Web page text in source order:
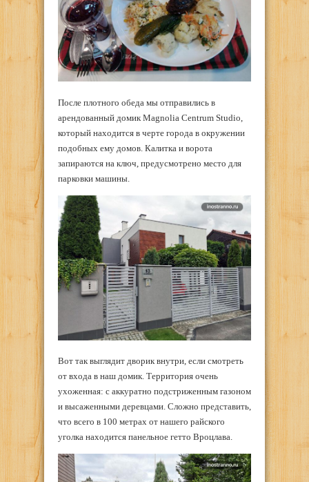
После плотного обеда мы отправились в
арендованный домик Magnolia Centrum Studio,
который находится в черте города в окружении
подобных ему домов. Калитка и ворота
запираются на ключ, предусмотрено место для
парковки машины.
Вот так выглядит дворик внутри, если смотреть
от входа в наш домик. Территория очень
ухоженная: с аккуратно подстриженным газоном
и высаженными деревцами. Сложно представить,
что всего в 100 метрах от нашего райского
уголка находится панельное гетто Вроцлава.